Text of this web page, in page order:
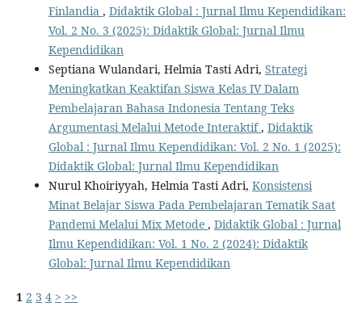
Finlandia , Didaktik Global : Jurnal Ilmu Kependidikan:
Vol. 2 No. 3 (2025): Didaktik Global: Jurnal Ilmu
Kependidikan
Septiana Wulandari, Helmia Tasti Adri, Strategi
Meningkatkan Keaktifan Siswa Kelas IV Dalam
Pembelajaran Bahasa Indonesia Tentang Teks
Argumentasi Melalui Metode Interaktif, Didaktik
Global : Jurnal Ilmu Kependidikan: Vol. 2 No. 1 (2025):
Didaktik Global: Jurnal Ilmu Kependidikan
Nurul Khoiriyyah, Helmia Tasti Adri, Konsistensi
Minat Belajar Siswa Pada Pembelajaran Tematik Saat
Pandemi Melalui Mix Metode , Didaktik Global : Jurnal
Ilmu Kependidikan: Vol. 1 No. 2 (2024): Didaktik
Global: Jurnal Ilmu Kependidikan
1 2 3 4 > >>